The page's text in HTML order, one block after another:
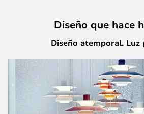
Diseño que hace
Diseño atemporal. Luz